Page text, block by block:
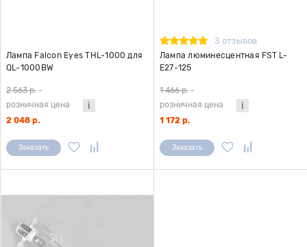
Лампа Falcon Eyes THL-1000 для
QL-1000BW
2 563 р. -
розничная цена
2 048 р.
Заказать
3 отзывов
Лампа люминесцентная FST L-
E27-125
1 466 р. -
розничная цена
1 172 р.
Заказать